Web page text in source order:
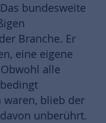
bundesweite
Branche. Er
eine eigene
alle
blieb der
unberührt.